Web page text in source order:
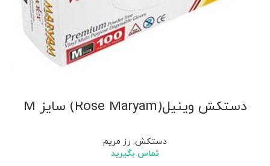
دستکش وینیل(Rose Maryam) سایز M
دستکش, رز مریم
تماس بگیرید